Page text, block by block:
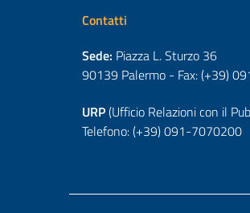
Contatti
Sede: Piazza L. Sturzo 36
90139 Palermo - Fax: (+39)
URP(Ufficio Relazioni con il
Telefono: (+39) 091-7070200